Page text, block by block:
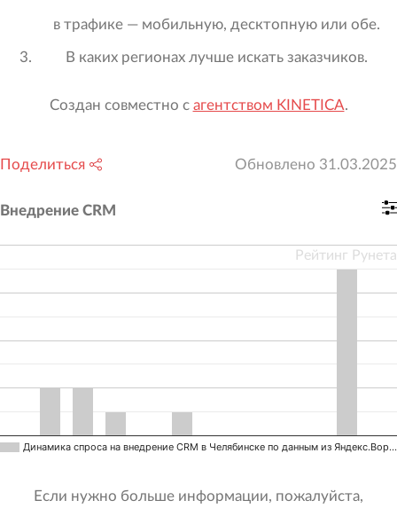
в трафике — мобильную, десктопную или обе.
В каких регионах лучше искать заказчиков.
Создан совместно с агентством KINETICA.
Поделиться Обновлено 31.03.2025
Внедрение CRM
Динамика спроса на внедрение CRM в Челябинске по данным из Яндекс.Вор…
Рейтинг Рунета
Если нужно больше информации, пожалуйста,